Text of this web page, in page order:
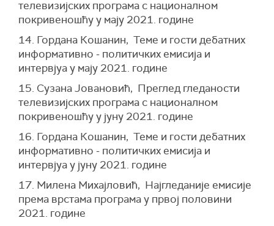
телевизијских програма с националном
покривеношћу у мају 2021. године
14. Гордана Кошанин, Теме и гости дебатних
информативно - политичких емисија и
интервјуа у мају 2021. године
15. Сузана Јовановић, Преглед гледаности
телевизијских програма с националном
покривеношћу у јуну 2021. године
16. Гордана Кошанин, Теме и гости дебатних
информативно - политичких емисија и
интервјуа у јуну 2021. године
17. Милена Михајловић, Најгледаније емисије
према врстама програма у првој половини
2021. године